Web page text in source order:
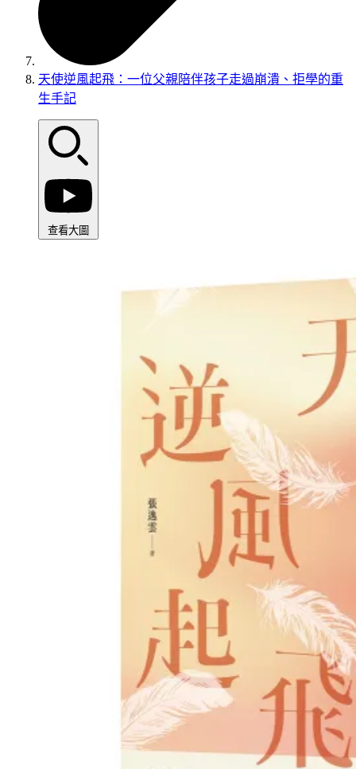
天使逆風起飛：一位父親陪伴孩子走過崩潰、拒學的重
生手記
查看大圖